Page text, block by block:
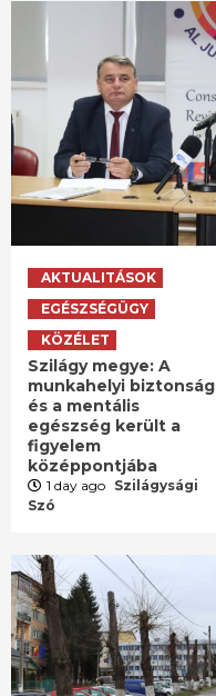
AKTUALITÁSOK
EGÉSZSÉGÜGY
KÖZÉLET
Szilágy megye: A
munkahelyi biztonság
és a mentális
egészség került a
figyelem
középpontjába
1 day ago Szilágysági
Szó